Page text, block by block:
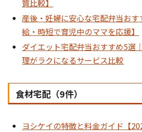
質比較】
産後・妊婦に安心な宅配弁当お
給・時短で育児中のママを応援】
ダイエット宅配弁当おすすめ5選
理がラクになるサービス比較
食材宅配（9件）
ヨシケイの特徴と料金ガイド【